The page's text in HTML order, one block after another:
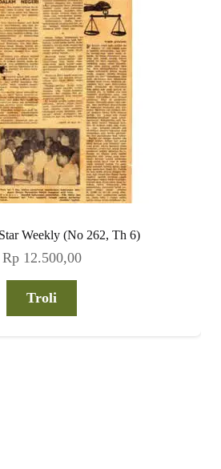
Weekly (No 262, Th 6)
Rp12.500,00
Troli